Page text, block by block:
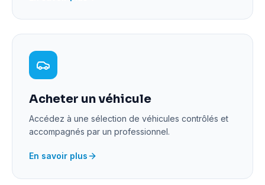
Acheter un véhicule
Accédez à une sélection de véhicules contrôlés et
accompagnés par un professionnel.
En savoir plus